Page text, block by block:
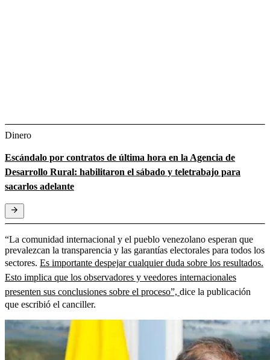
Dinero
Escándalo por contratos de última hora en la Agencia de
Desarrollo Rural: habilitaron el sábado y teletrabajo para
sacarlos adelante
“La comunidad internacional y el pueblo venezolano esperan que
prevalezcan la transparencia y las garantías electorales para todos los
sectores. Es importante despejar cualquier duda sobre los resultados.
Esto implica que los observadores y veedores internacionales
presenten sus conclusiones sobre el proceso”, dice la publicación
que escribió el canciller.